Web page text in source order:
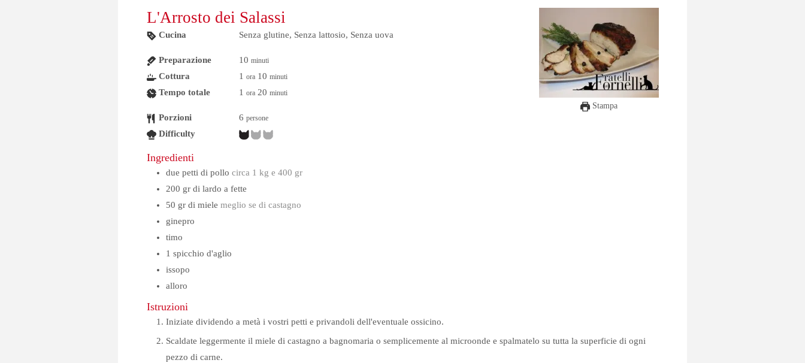
Stampa
L'Arrosto dei Salassi
Cucina Senza glutine, Senza lattosio, Senza uova
Preparazione 10 minuti
Cottura 1 ora 10 minuti
Tempo totale 1 ora 20 minuti
Porzioni 6 persone
Difficulty
Ingredienti
due petti di pollo circa 1 kg e 400 gr
200 gr di lardo a fette
50 gr di miele meglio se di castagno
ginepro
timo
1 spicchio d'aglio
issopo
alloro
Istruzioni
Iniziate dividendo a metà i vostri petti e privandoli dell'eventuale ossicino.
Scaldate leggermente il miele di castagno a bagnomaria o semplicemente al microonde e spalmatelo su tutta la superficie di ogni
pezzo di carne.